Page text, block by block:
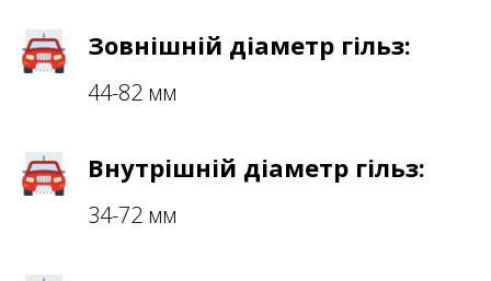
Зовнішній діаметр гільз:
44-82 мм
Внутрішній діаметр гільз:
34-72 мм